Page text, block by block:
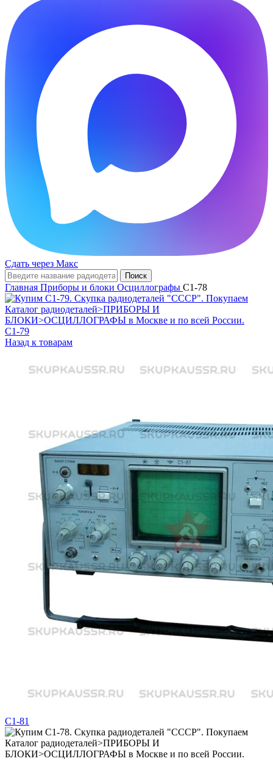
Сдать через Макс
Поиск
Главная Приборы и блоки Осциллографы С1-78
С1-79
Назад к товарам
С1-81